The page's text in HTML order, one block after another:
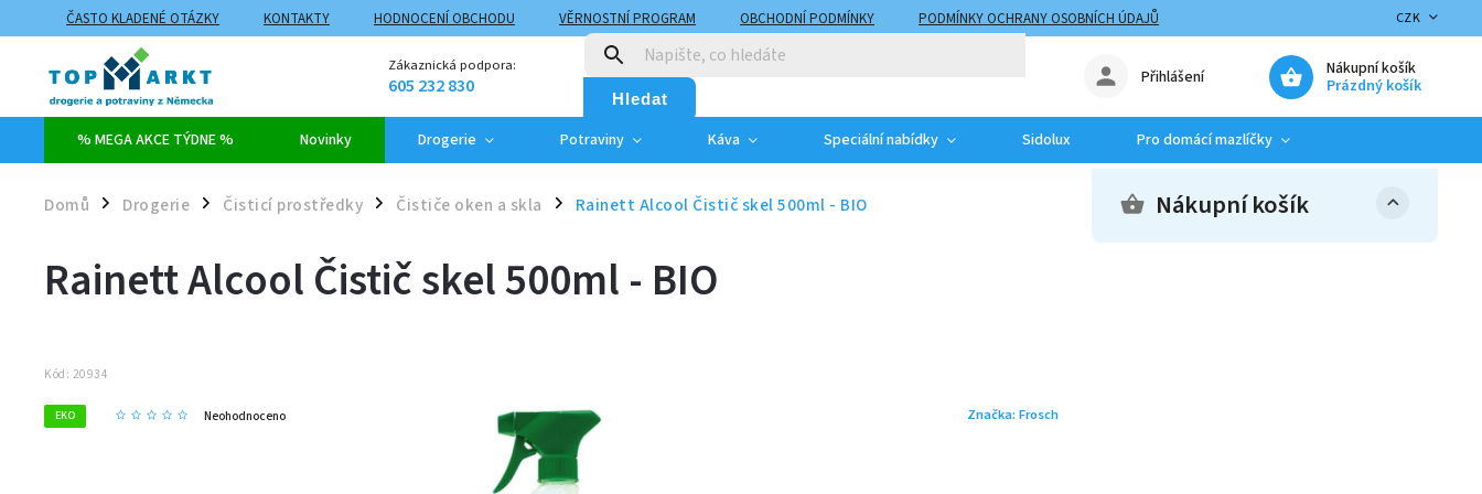
ČASTO KLADENÉ OTÁZKY KONTAKTY HODNOCENÍ OBCHODU VĚRNOSTNÍ PROGRAM OBCHODNÍ PODMÍNKY
PODMÍNKY OCHRANY OSOBNÍCH ÚDAJŮ
ZPŮSOBY DOPRAVY A PLATBY
MOJE OBJEDNÁVKA
CZK
Zákaznická podpora:
605 232 830 Hledat
Nákupní košík
Prázdný košík
Přihlášení
% MEGA AKCE TÝDNE % Novinky Drogerie Potraviny Káva Speciální nabídky Sidolux Pro domácí mazlíčky
Domů / Drogerie / Čisticí prostředky / Čističe oken a skla / Rainett Alcool Čistič skel 500ml - BIO Nákupní košík
Rainett Alcool Čistič skel 500ml - BIO
Kód: 20934
EKO Neohodnoceno Značka: Frosch